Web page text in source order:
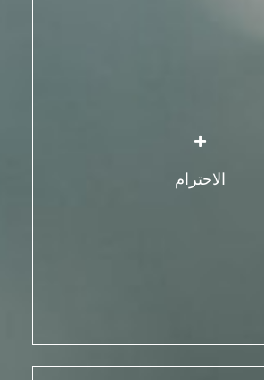
الاحترام
آرائها، ومعتقداتها، وثقافتها، ودينها،